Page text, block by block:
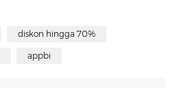
diskon hingga 70%
appbi